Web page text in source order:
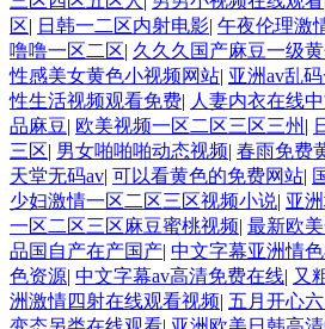
区| 日韩一二区内射电影| 午夜伦理激
噜噜一区二区| 久久久国产麻豆一级
性感美女黄色小视频网站| 亚洲av乱
性生活视频观看免费| 人妻内衣在线
品麻豆| 欧美视频一区二区三区三州 |
三区| 男女啪啪啪动态视频| 春雨免费
天堂无码av| 可以看黄色的免费网站|
少妇激情一区二区三区视频小说| 亚
一区二区三区麻豆蜜桃视频| 最新欧
品国自产在产国产| 中文字幕亚洲情
色资源| 中文字幕av高清免费在线| 又
洲激情四射在线观看视频| 五月开心